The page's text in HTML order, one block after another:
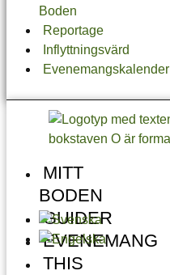
Boden
Reportage
Inflyttningsvärd
Evenemangskalender
MITT
BODEN
GUIDER
EVENEMANG
THIS